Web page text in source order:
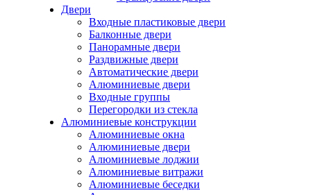
Двери
Входные пластиковые двери
Балконные двери
Панорамные двери
Раздвижные двери
Автоматические двери
Алюминиевые двери
Входные группы
Перегородки из стекла
Алюминиевые конструкции
Алюминиевые окна
Алюминиевые двери
Алюминиевые лоджии
Алюминиевые витражи
Алюминиевые беседки